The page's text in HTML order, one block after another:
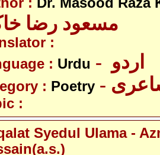
مسعود رضا
:
: Urdu
: Poetry
:
Syedul Ulama -